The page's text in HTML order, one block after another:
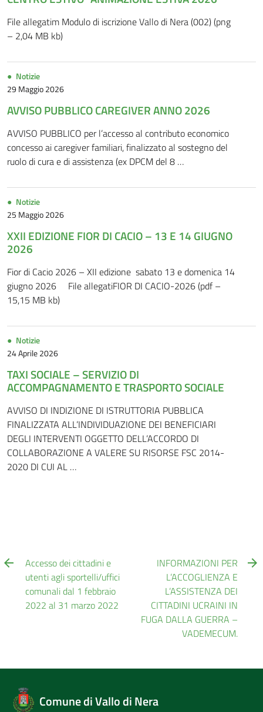
File allegatim Modulo di iscrizione Vallo di Nera (002) (png
– 2,04 MB kb)
Notizie
29 Maggio 2026
AVVISO PUBBLICO CAREGIVER ANNO 2026
AVVISO PUBBLICO per l’accesso al contributo economico
concesso ai caregiver familiari, finalizzato al sostegno del
ruolo di cura e di assistenza (ex DPCM del 8 …
Notizie
25 Maggio 2026
XXII EDIZIONE FIOR DI CACIO – 13 E 14 GIUGNO
2026
Fior di Cacio 2026 – XII edizione sabato 13 e domenica 14
giugno 2026 File allegatiFIOR DI CACIO-2026 (pdf –
15,15 MB kb)
Notizie
24 Aprile 2026
TAXI SOCIALE – SERVIZIO DI
ACCOMPAGNAMENTO E TRASPORTO SOCIALE
AVVISO DI INDIZIONE DI ISTRUTTORIA PUBBLICA
FINALIZZATA ALL’INDIVIDUAZIONE DEI BENEFICIARI
DEGLI INTERVENTI OGGETTO DELL’ACCORDO DI
COLLABORAZIONE A VALERE SU RISORSE FSC 2014-
2020 DI CUI AL …
Accesso dei cittadini e
utenti agli sportelli/uffici
comunali dal 1 febbraio
2022 al 31 marzo 2022
INFORMAZIONI PER
L’ACCOGLIENZA E
L’ASSISTENZA DEI
CITTADINI UCRAINI IN
FUGA DALLA GUERRA –
VADEMECUM.
Comune di Vallo di Nera